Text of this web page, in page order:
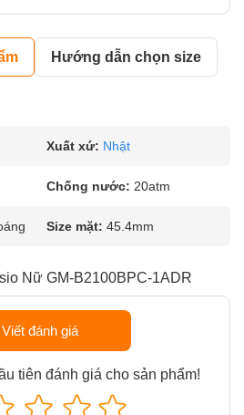
Hướng dẫn chọn size
Xuất xứ: Nhật
Chống nước: 20atm
Size mặt: 45.4mm
Nữ GM-B2100BPC-1ADR
Viết đánh giá
tiên đánh giá cho sản phẩm!